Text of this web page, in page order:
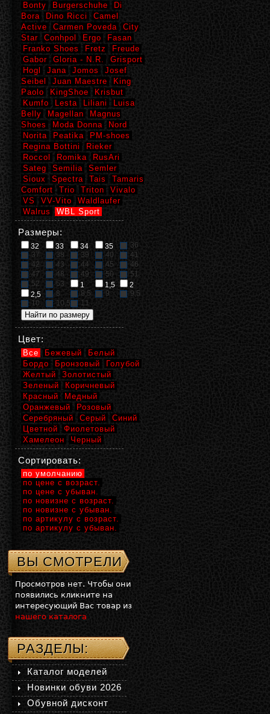
Bonty
Burgerschuhe
Di
Bora
Dino Ricci
Camel
Active
Carmen Poveda
City
Star
Conhpol Ergo
Fasan
Franko Shoes
Fretz
Freude
Gabor
Gloria - N.R.
Grisport
Hogl
Jana Jomos
Josef
Seibel
Juan Maestre
King
Paolo
KingShoe
Krisbut
Kumfo
Lesta Liliani
Luisa
Belly
Magellan
Magnus
Shoes
Moda Donna
Nord
Norita
Peatika
PM-shoes
Regina Bottini
Rieker
Roccol
Romika
RusAri
Sateg
Semilia
Semler
Sioux
Spectra Tais
Tamaris
Comfort
Trio Triton
Vivalo
VS
VV-Vito
Waldlaufer
Walrus
WBL Sport
Размеры:
32 33 34 35
36
37
38 39 40
41
42
43 44 45
46
47
48 49 50
51
52
53 1 1,5
2
2,5
8 8,5 9
9,5
10
10,5 11
Цвет:
Все Бежевый
Белый
Бордо
Бронзовый
Голубой
Желтый
Золотистый
Зеленый
Коричневый
Красный
Медный
Оранжевый
Розовый
Серебряный
Серый
Синий
Цветной
Фиолетовый
Хамелеон
Черный
Сортировать:
по умолчанию
по цене с возраст.
по цене с убыван.
по новизне с возраст.
по новизне с убыван.
по артикулу с возраст.
по артикулу с убыван.
ВЫ СМОТРЕЛИ
Просмотров нет. Чтобы они
появились кликните на
интересующий Вас товар из
нашего каталога
РАЗДЕЛЫ:
Каталог моделей
Новинки обуви 2026
Обувной дисконт